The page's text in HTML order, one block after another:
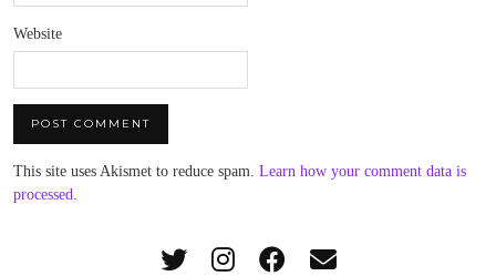
Website
This site uses Akismet to reduce spam. Learn how your comment data is
processed.